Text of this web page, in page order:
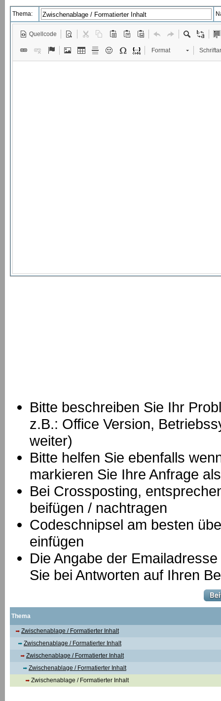
Thema:
Quellcode
Format
Bitte beschreiben Sie Ihr
z.B.: Office Version,
weiter)
Bitte helfen Sie ebenfalls
markieren Sie Ihre Anfrage
Bei Crossposting,
beifügen / nachtragen
Codeschnipsel am besten
einfügen
Die Angabe der
Sie bei Antworten auf Ihren
Thema
Zwischenablage / Formatierter Inhalt
Zwischenablage / Formatierter Inhalt
Zwischenablage / Formatierter Inhalt
Zwischenablage / Formatierter Inhalt
Zwischenablage / Formatierter Inhalt